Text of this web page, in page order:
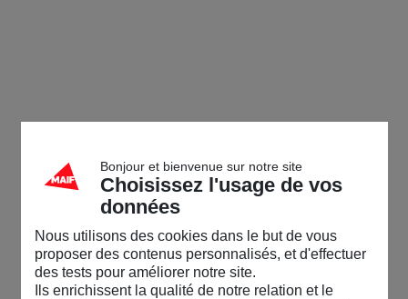
Bonjour et bienvenue sur notre site
Choisissez l'usage de vos
données
Nous utilisons des cookies dans le but de vous
proposer des contenus personnalisés, et d'effectuer
des tests pour améliorer notre site.
Ils enrichissent la qualité de notre relation et le